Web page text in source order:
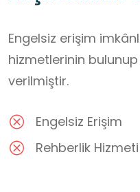
Engelsiz erişim
hizmetlerinin
verilmiştir.
Engelsiz Erişim
Rehberlik Hizmeti